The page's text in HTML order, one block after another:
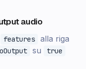
audio
features
alla riga
su true